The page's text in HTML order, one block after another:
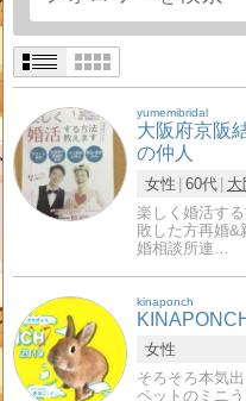
yumemibridal
大阪府京阪
の仲人
女性 60代 大
楽しく婚活す
敗した方再婚&
婚相談所連…
kinaponch
女性
そろそろ本気
ペットのミニ